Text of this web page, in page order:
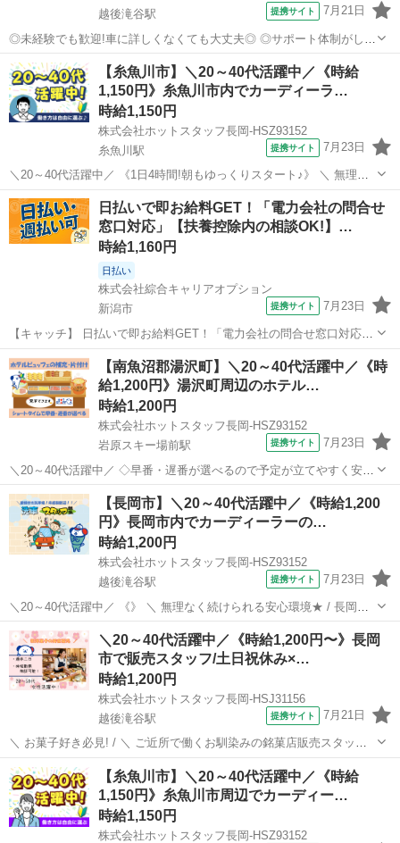
越後滝谷駅
提携サイト 7月21日
◎未経験でも歓迎!車に詳しくなくても大丈夫◎ ◎サポート体制がしっ
かりしているので安心!接客経験があれば活かせます! ☆未経験からス
タートした先輩が活躍中! ☆可愛い制服あり!毎日の服選びに迷う必要
はありません! ☆SNSの...
新潟 越後滝谷駅 その他
【糸魚川市】＼20～40代活躍中／《時給
1,150円》糸魚川市内でカーディーラ…
時給1,150円
株式会社ホットスタッフ長岡-HSZ93152
糸魚川駅
提携サイト 7月23日
＼20～40代活躍中／ 《1日4時間!朝もゆっくりスタート♪》 ＼ 無理な
く続けられる安心環境★ / 地域密着型で安心の大手自動車ディーラー
の 糸魚川市大和川エリアにある店舗で 洗車スタッフの募集です ☆1日
4時間、朝10...
新潟 糸魚川市 糸魚川駅 その他
日払いで即お給料GET！「電力会社の問合せ
窓口対応」【扶養控除内の相談OK!】…
時給1,160円
日払い
株式会社綜合キャリアオプション
新潟市
提携サイト 7月23日
【キャッチ】 日払いで即お給料GET！「電力会社の問合せ窓口対応」
【扶養控除内の相談OK!】誰でもはじめは初心者♪研修ありで安心スタ
ート☆高時給1160円！ 【コメント】 弊社なら事前の職場見学が多
数！お仕事安心スタート★...
新潟 新潟市 その他
【南魚沼郡湯沢町】＼20～40代活躍中／《時
給1,200円》湯沢町周辺のホテル…
時給1,200円
株式会社ホットスタッフ長岡-HSZ93152
岩原スキー場前駅
提携サイト 7月23日
＼20～40代活躍中／ ◇早番・遅番が選べるので予定が立てやすく安定
的に働けます! ◇休憩なしの実働6時間勤務なので効率的に稼いでプラ
イベート充実♪ ────────────────── ＼お仕事の詳細♪/
──────...
新潟 南魚沼市 岩原スキー場前駅 ホテル
【長岡市】＼20～40代活躍中／《時給1,200
円》長岡市内でカーディーラーの…
時給1,200円
株式会社ホットスタッフ長岡-HSZ93152
越後滝谷駅
提携サイト 7月23日
＼20～40代活躍中／ 《》 ＼ 無理なく続けられる安心環境★ / 長岡市
宮内エリアにある 自動車ディーラーの店舗で 洗車スタッフの募集です
☆未経験歓迎! 性別不問! 20〜40代の若手世代から 人間関係に悩まない
と人気...
新潟 長岡市 越後滝谷駅 その他
＼20～40代活躍中／《時給1,200円〜》長岡
市で販売スタッフ/土日祝休み×…
時給1,200円
株式会社ホットスタッフ長岡-HSJ31156
越後滝谷駅
提携サイト 7月21日
＼ お菓子好き必見! / ＼ ご近所で働くお馴染みの銘菓店販売スタッフ♪
/ □■お仕事■□ 人気の和洋菓子店での 接客・販売のお仕事です! 【接
客・レジ対応】 商品の案内、お会計、袋詰め、ギフト用の包装などを
していた...
新潟 越後滝谷駅 その他
【糸魚川市】＼20～40代活躍中／《時給
1,150円》糸魚川市周辺でカーディー…
時給1,150円
株式会社ホットスタッフ長岡-HSZ93152